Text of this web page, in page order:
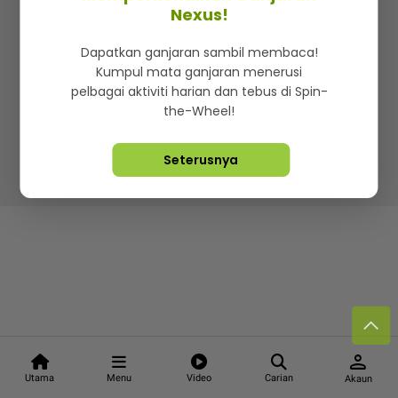
Utama Menu Video Carian
person
Akaun
Iklan di SMG360
Terma & Syarat Dasar Privasi
Lebih hot, viral dan sensasi
Hakcipta Terpelihara ©2026. Star Media Group Berhad
Nexus!
Dapatkan ganjaran sambil membaca!
Kumpul mata ganjaran menerusi
pelbagai aktiviti harian dan tebus di Spin-
the-Wheel!
Seterusnya